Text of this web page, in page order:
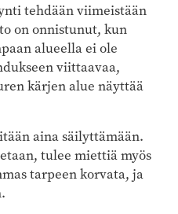
tehdään viimeistään
on onnistunut, kun
alueella ei ole
viittaavaa,
kärjen alue näyttää
aina säilyttämään.
tulee miettiä myös
tarpeen korvata, ja